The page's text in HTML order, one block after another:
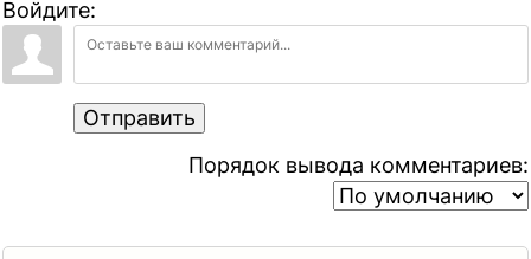
Войдите:
Отправить
Порядок вывода комментариев: